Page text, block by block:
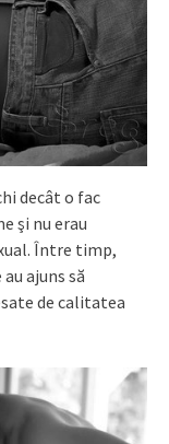
decât o fac
şi nu erau
Între timp,
ajuns să
de calitatea